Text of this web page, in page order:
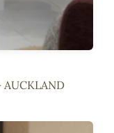
AUCKLAND